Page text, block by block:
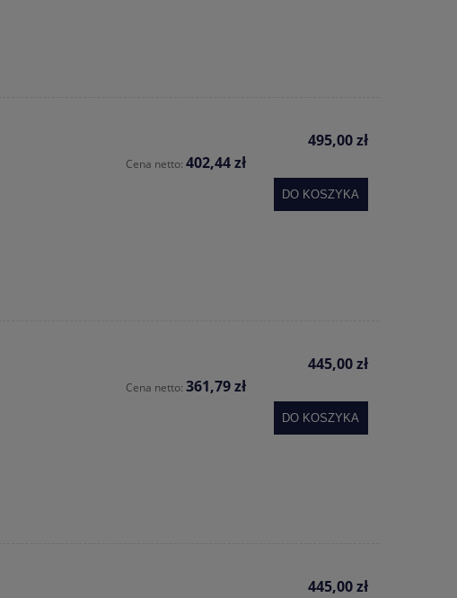
495,00 zł
Cena netto: 402,44 zł
DO KOSZYKA
445,00 zł
Cena netto: 361,79 zł
DO KOSZYKA
445,00 zł